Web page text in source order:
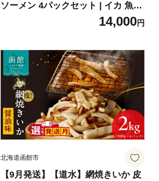
ソーメン 4パックセット | イカ 魚介
14,000円
北海道函館市
【9月発送】【道水】網焼きいか 皮